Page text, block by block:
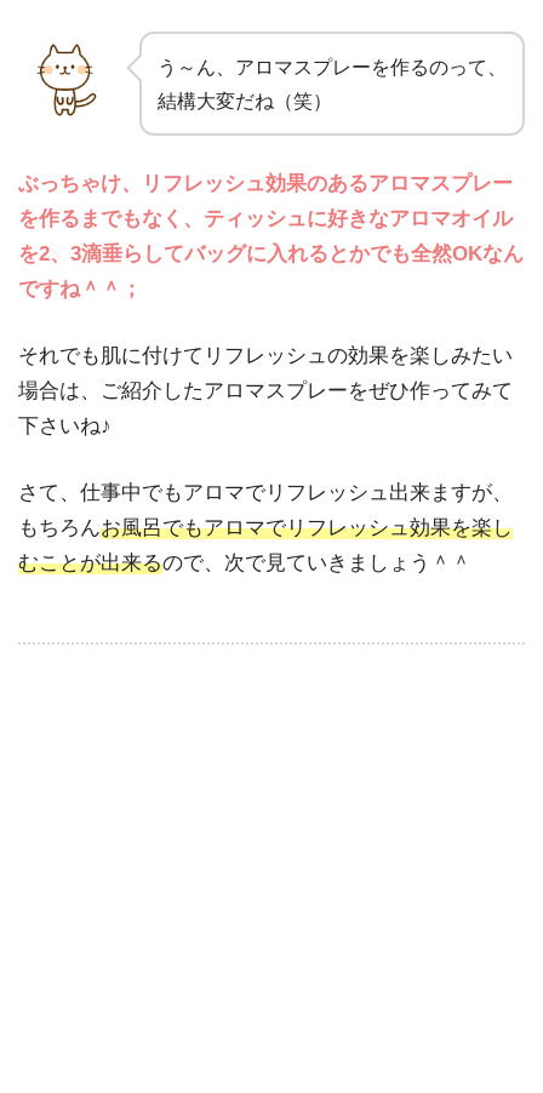
う～ん、アロマスプレーを作るのって、
結構大変だね（笑）
ぶっちゃけ、リフレッシュ効果のあるアロマスプレー
を作るまでもなく、ティッシュに好きなアロマオイル
を2、3滴垂らしてバッグに入れるとかでも全然OKなん
ですね＾＾；
それでも肌に付けてリフレッシュの効果を楽しみたい
場合は、ご紹介したアロマスプレーをぜひ作ってみて
下さいね♪
さて、仕事中でもアロマでリフレッシュ出来ますが、
もちろんお風呂でもアロマでリフレッシュ効果を楽し
むことが出来るので、次で見ていきましょう＾＾